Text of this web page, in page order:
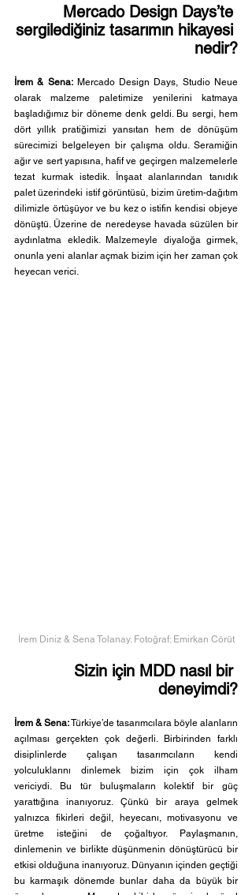
Mercado Design Days’te
sergilediğiniz tasarımın hikayesi
nedir?
İrem & Sena: Mercado Design Days, Studio Neue
olarak malzeme paletimize yenilerini katmaya
başladığımız bir döneme denk geldi. Bu sergi, hem
dört yıllık pratiğimizi yansıtan hem de dönüşüm
sürecimizi belgeleyen bir çalışma oldu. Seramiğin
ağır ve sert yapısına, hafif ve geçirgen malzemelerle
tezat kurmak istedik. İnşaat alanlarından tanıdık
palet üzerindeki istif görüntüsü, bizim üretim-dağıtım
dilimizle örtüşüyor ve bu kez o istifin kendisi objeye
dönüştü. Üzerine de neredeyse havada süzülen bir
aydınlatma ekledik. Malzemeyle diyaloğa girmek,
onunla yeni alanlar açmak bizim için her zaman çok
heyecan verici.
İrem Diniz & Sena Tolanay. Fotoğraf: Emirkan Cörüt
Sizin için MDD nasıl bir
deneyimdi?
İrem & Sena: ⁠Türkiye’de tasarımcılara böyle alanların
açılması gerçekten çok değerli. Birbirinden farklı
disiplinlerde çalışan tasarımcıların kendi
yolculuklarını dinlemek bizim için çok ilham
vericiydi. Bu tür buluşmaların kolektif bir güç
yarattığına inanıyoruz. Çünkü bir araya gelmek
yalnızca fikirleri değil, heyecanı, motivasyonu ve
üretme isteğini de çoğaltıyor. Paylaşmanın,
dinlemenin ve birlikte düşünmenin dönüştürücü bir
etkisi olduğuna inanıyoruz. Dünyanın içinden geçtiği
bu karmaşık dönemde bunlar daha da büyük bir